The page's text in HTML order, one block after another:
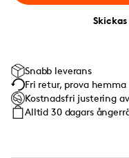
Snabb leverans
Fri retur, prova
Kostnadsfri justering
Alltid 30 dagars